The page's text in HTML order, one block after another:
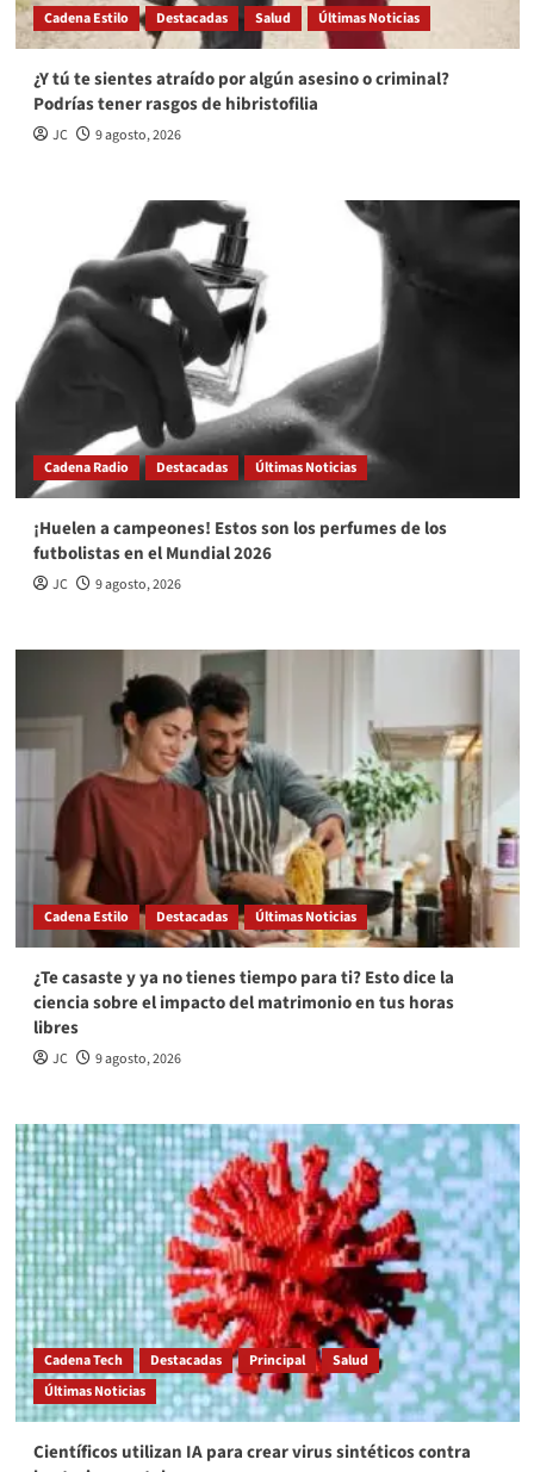
Cadena Estilo Destacadas Salud Últimas Noticias
¿Y tú te sientes atraído por algún asesino o criminal?
Podrías tener rasgos de hibristofilia
JC 9 agosto, 2026
Cadena Radio Destacadas Últimas Noticias
¡Huelen a campeones! Estos son los perfumes de los
futbolistas en el Mundial 2026
JC 9 agosto, 2026
Cadena Estilo Destacadas Últimas Noticias
¿Te casaste y ya no tienes tiempo para ti? Esto dice la
ciencia sobre el impacto del matrimonio en tus horas
libres
JC 9 agosto, 2026
Cadena Tech Destacadas Principal
Salud
Últimas Noticias
Científicos utilizan IA para crear virus sintéticos contra